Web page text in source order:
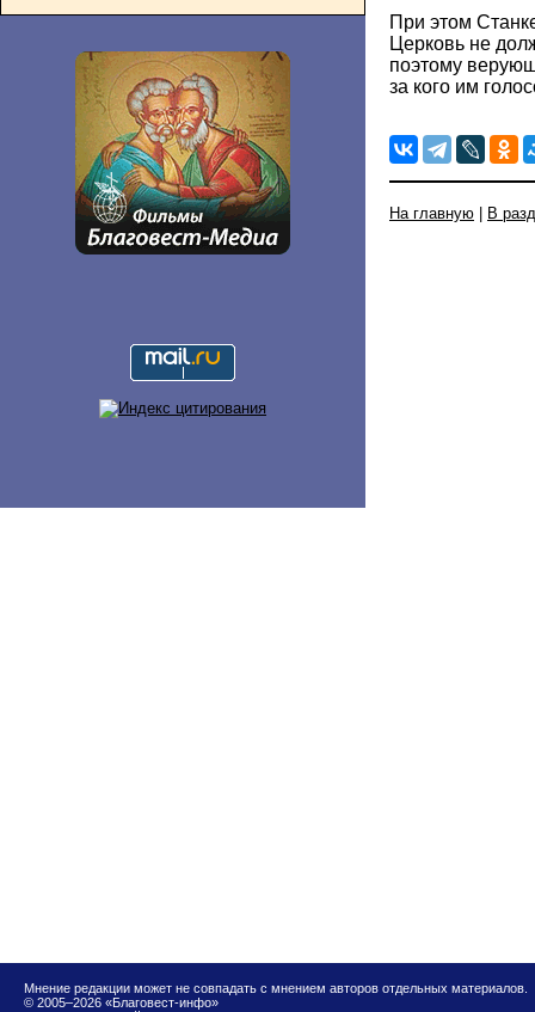
При этом
Церковь не
поэтому
за кого им
На главную | В
Мнение редакции может не совпадать с мнением авторов отдельных материалов.
© 2005–2026 «Благовест-инфо»